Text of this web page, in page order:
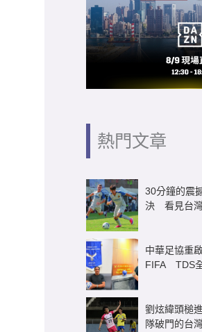
熱門文章
30分鐘的震
決 看見台灣
中華足協重
FIFA TDS
劉炫緯頭槌
隊破門的台